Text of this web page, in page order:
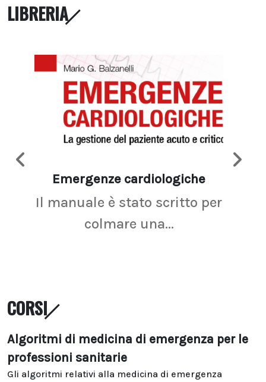
LIBRERIA
Emergenze cardiologiche
Il manuale è stato scritto per
colmare una...
CORSI
Algoritmi di medicina di emergenza per le
professioni sanitarie
Gli algoritmi relativi alla medicina di emergenza